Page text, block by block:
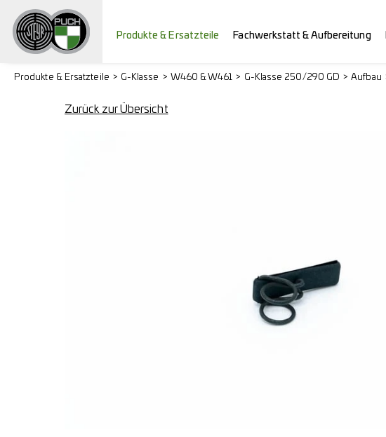
Produkte & Ersatzteile Fachwerkstatt & Aufbereitung
Produkte & Ersatzteile G-Klasse W460 & W461 G-Klasse 250/290 GD Aufbau
Zurück zur Übersicht